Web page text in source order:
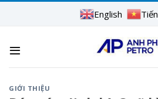
English
GIỚI THIỆU